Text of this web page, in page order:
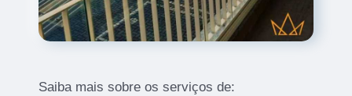
Saiba mais sobre os serviços de: